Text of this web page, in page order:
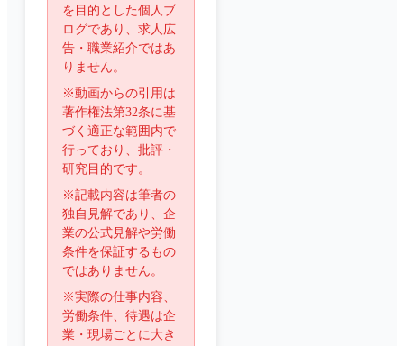
を目的とした個人ブ
ログであり、求人広
告・職業紹介ではあ
りません。
※動画からの引用は
著作権法第32条に基
づく適正な範囲内で
行っており、批評・
研究目的です。
※記載内容は筆者の
独自見解であり、企
業の公式見解や労働
条件を保証するもの
ではありません。
※実際の仕事内容、
労働条件、待遇は企
業・現場ごとに大き